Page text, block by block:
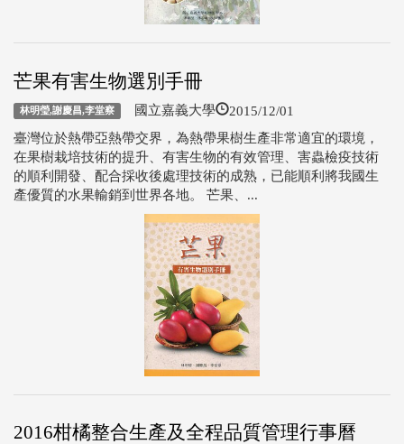
芒果有害生物選別手冊
林明瑩,謝慶昌,李堂察 國立嘉義大學 2015/12/01
臺灣位於熱帶亞熱帶交界，為熱帶果樹生產非常適宜的環境，
在果樹栽培技術的提升、有害生物的有效管理、害蟲檢疫技術
的順利開發、配合採收後處理技術的成熟，已能順利將我國生
產優質的水果輸銷到世界各地。 芒果、...
2016柑橘整合生產及全程品質管理行事曆